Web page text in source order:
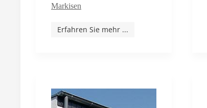
Markisen
Erfahren Sie mehr ...